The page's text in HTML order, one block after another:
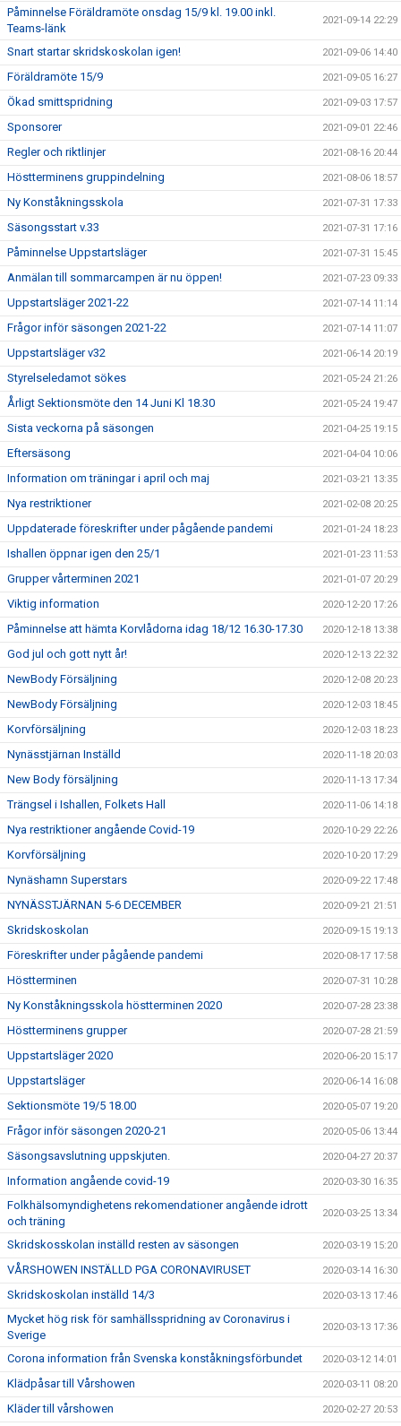
Påminnelse Föräldramöte onsdag 15/9 kl. 19.00 inkl.
Teams-länk
2021-09-14 22:29
Snart startar skridskoskolan igen! 2021-09-06 14:40
Föräldramöte 15/9 2021-09-05 16:27
Ökad smittspridning 2021-09-03 17:57
Sponsorer 2021-09-01 22:46
Regler och riktlinjer 2021-08-16 20:44
Höstterminens gruppindelning 2021-08-06 18:57
Ny Konståkningsskola 2021-07-31 17:33
Säsongsstart v.33 2021-07-31 17:16
Påminnelse Uppstartsläger 2021-07-31 15:45
Anmälan till sommarcampen är nu öppen! 2021-07-23 09:33
Uppstartsläger 2021-22 2021-07-14 11:14
Frågor inför säsongen 2021-22 2021-07-14 11:07
Uppstartsläger v32 2021-06-14 20:19
Styrelseledamot sökes 2021-05-24 21:26
Årligt Sektionsmöte den 14 Juni Kl 18.30 2021-05-24 19:47
Sista veckorna på säsongen 2021-04-25 19:15
Eftersäsong 2021-04-04 10:06
Information om träningar i april och maj 2021-03-21 13:35
Nya restriktioner 2021-02-08 20:25
Uppdaterade föreskrifter under pågående pandemi 2021-01-24 18:23
Ishallen öppnar igen den 25/1 2021-01-23 11:53
Grupper vårterminen 2021 2021-01-07 20:29
Viktig information 2020-12-20 17:26
Påminnelse att hämta Korvlådorna idag 18/12 16.30-17.30 2020-12-18 13:38
God jul och gott nytt år! 2020-12-13 22:32
NewBody Försäljning 2020-12-08 20:23
NewBody Försäljning 2020-12-03 18:45
Korvförsäljning 2020-12-03 18:23
Nynässtjärnan Inställd 2020-11-18 20:03
New Body försäljning 2020-11-13 17:34
Trängsel i Ishallen, Folkets Hall 2020-11-06 14:18
Nya restriktioner angående Covid-19 2020-10-29 22:26
Korvförsäljning 2020-10-20 17:29
Nynäshamn Superstars 2020-09-22 17:48
NYNÄSSTJÄRNAN 5-6 DECEMBER 2020-09-21 21:51
Skridskoskolan 2020-09-15 19:13
Föreskrifter under pågående pandemi 2020-08-17 17:58
Höstterminen 2020-07-31 10:28
Ny Konståkningsskola höstterminen 2020 2020-07-28 23:38
Höstterminens grupper 2020-07-28 21:59
Uppstartsläger 2020 2020-06-20 15:17
Uppstartsläger 2020-06-14 16:08
Sektionsmöte 19/5 18.00 2020-05-07 19:20
Frågor inför säsongen 2020-21 2020-05-06 13:44
Säsongsavslutning uppskjuten. 2020-04-27 20:37
Information angående covid-19 2020-03-30 16:35
Folkhälsomyndighetens rekomendationer angående idrott
och träning
2020-03-25 13:34
Skridskosskolan inställd resten av säsongen 2020-03-19 15:20
VÅRSHOWEN INSTÄLLD PGA CORONAVIRUSET 2020-03-14 16:30
Skridskoskolan inställd 14/3 2020-03-13 17:46
Mycket hög risk för samhällsspridning av Coronavirus i
Sverige
2020-03-13 17:36
Corona information från Svenska konståkningsförbundet 2020-03-12 14:01
Klädpåsar till Vårshowen 2020-03-11 08:20
Kläder till vårshowen 2020-02-27 20:53